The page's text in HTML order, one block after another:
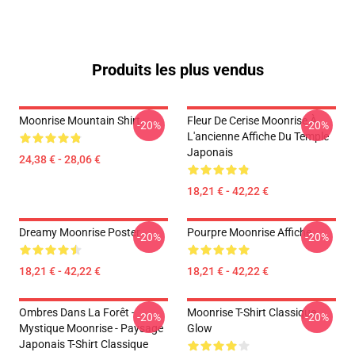
Produits les plus vendus
Moonrise Mountain Shirt
24,38 € - 28,06 €
-20%
Fleur De Cerise Moonrise À
L'ancienne Affiche Du Temple
Japonais
18,21 € - 42,22 €
-20%
Dreamy Moonrise Poster
18,21 € - 42,22 €
-20% Pourpre Moonrise Affiche
18,21 € - 42,22 €
-20%
Ombres Dans La Forêt -
Mystique Moonrise - Paysage
Japonais T-Shirt Classique
-20%
Moonrise T-Shirt Classique
Glow
-20%